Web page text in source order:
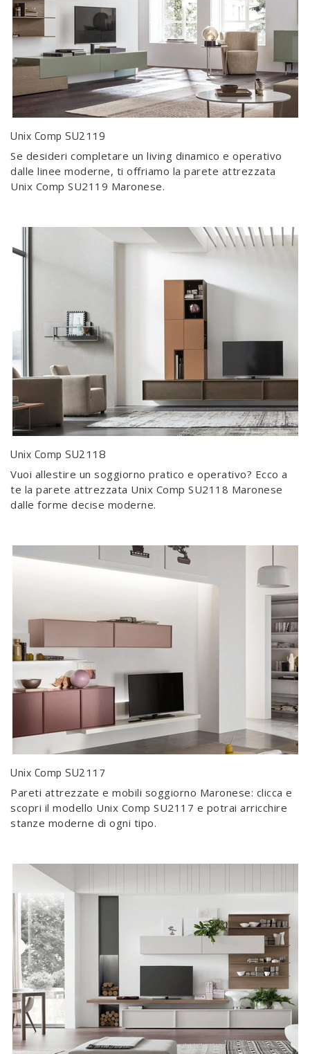
Unix Comp SU2119
Se desideri completare un living dinamico e operativo
dalle linee moderne, ti offriamo la parete attrezzata
Unix Comp SU2119 Maronese.
Unix Comp SU2118
Vuoi allestire un soggiorno pratico e operativo? Ecco a
te la parete attrezzata Unix Comp SU2118 Maronese
dalle forme decise moderne.
Unix Comp SU2117
Pareti attrezzate e mobili soggiorno Maronese: clicca e
scopri il modello Unix Comp SU2117 e potrai arricchire
stanze moderne di ogni tipo.